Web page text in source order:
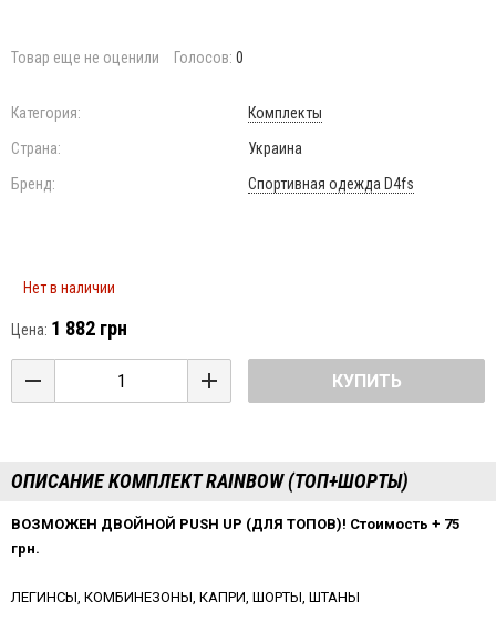
Товар еще не оценили Голосов: 0
Категория:
Комплекты
Страна:
Украина
Бренд:
Cпортивная одежда D4fs
Нет в наличии
Цена: 1 882 грн
КУПИТЬ
ОПИСАНИЕ КОМПЛЕКТ RAINBOW (ТОП+ШОРТЫ)
ВОЗМОЖЕН ДВОЙНОЙ PUSH UP (ДЛЯ ТОПОВ)! Стоимость + 75
грн.
ЛЕГИНСЫ, КОМБИНЕЗОНЫ, КАПРИ, ШОРТЫ, ШТАНЫ